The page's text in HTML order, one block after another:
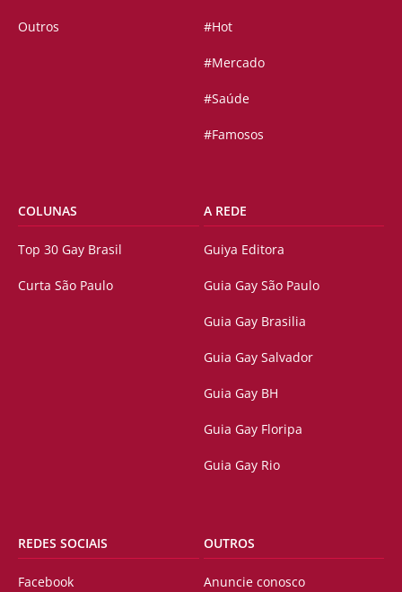
Outros #Hot
#Mercado
#Saúde
#Famosos
COLUNAS
Top 30 Gay Brasil
Curta São Paulo
A REDE
Guiya Editora
Guia Gay São Paulo
Guia Gay Brasilia
Guia Gay Salvador
Guia Gay BH
Guia Gay Floripa
Guia Gay Rio
REDES SOCIAIS
Facebook
OUTROS
Anuncie conosco